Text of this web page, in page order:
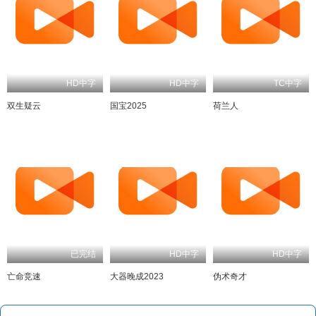
HD中字
双生疑云
HD中字
国宝2025
TC中字
荷兰人
已完结
亡命竞速
HD中字
大器晚成2023
HD中字
伪术奇才